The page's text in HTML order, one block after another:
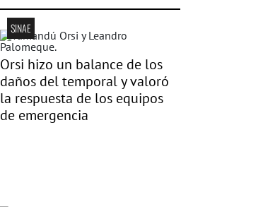
SINAE
Orsi hizo un balance de los
daños del temporal y valoró
la respuesta de los equipos
de emergencia